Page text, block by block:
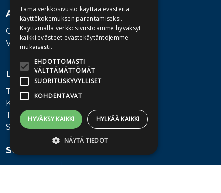
Asiakaspalvelu
Ota yhteyttä
Vaihde: 010 345100
Lisätietoa
Toimitusehdot
Käyttöohjeet
Tietosuojaseloste
Saavutettavuusseloste
Seuraa meitä
Tämä verkkosivusto käyttää evästeitä
käyttökokemuksen parantamiseksi.
Käyttämällä verkkosivustoamme hyväksyt
kaikki evästeet evästekäytäntöjemme
mukaisesti.
EHDOTTOMASTI
VÄLTTÄMÄTTÖMÄT
SUORITUSKYVYLLISET
KOHDENTAVAT
HYVÄKSY KAIKKI HYLKÄÄ KAIKKI
NÄYTÄ TIEDOT